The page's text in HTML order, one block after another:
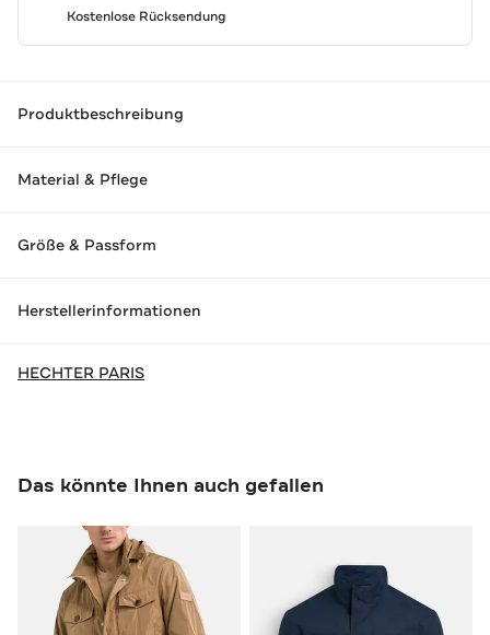
Kostenlose Rücksendung
Produktbeschreibung
Material & Pflege
Größe & Passform
Herstellerinformationen
HECHTER PARIS
Das könnte Ihnen auch gefallen